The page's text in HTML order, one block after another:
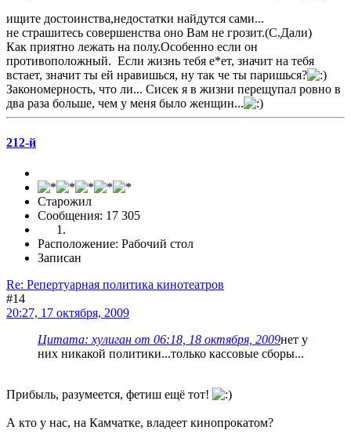
ищите достоинства,недостатки найдутся сами...
не страшитесь совершенства оно Вам не грозит.(С.Дали)
Как приятно лежать на полу.Особенно если он
противоположный. Если жизнь тебя е*ет, значит на тебя
встает, значит ты ей нравишься, ну так че ты паришься?
Закономерность, что ли... Сисек я в жизни перещупал ровно в
два раза больше, чем у меня было женщин...
212-й
Старожил
Сообщения: 17 305
Расположение: Рабочий стол
Записан
Re: Репертуарная политика кинотеатров
#14
20:27, 17 октября, 2009
Цитата: хулиган от 06:18, 18 октября, 2009нет у
них никакой политики...только кассовые сборы...
Прибыль, разумеется, фетиш ещё тот!
А кто у нас, на Камчатке, владеет кинопрокатом?